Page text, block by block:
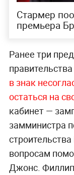
Стармер
премьера
Ранее три
правительства
в знак
остаться на
кабинет —
замминистра
вопросам
Джонс.